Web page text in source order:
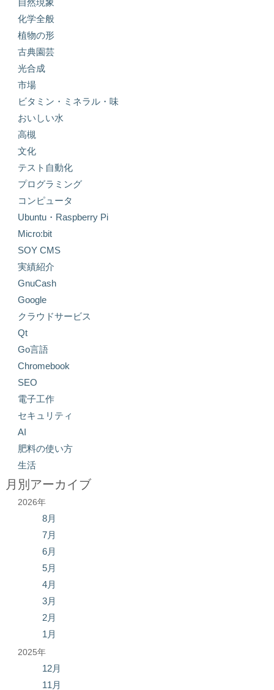
自然現象
化学全般
植物の形
古典園芸
光合成
市場
ビタミン・ミネラル・味
おいしい水
高槻
文化
テスト自動化
プログラミング
コンピュータ
Ubuntu・Raspberry Pi
Micro:bit
SOY CMS
実績紹介
GnuCash
Google
クラウドサービス
Qt
Go言語
Chromebook
SEO
電子工作
セキュリティ
AI
肥料の使い方
生活
月別アーカイブ
2026年
8月
7月
6月
5月
4月
3月
2月
1月
2025年
12月
11月